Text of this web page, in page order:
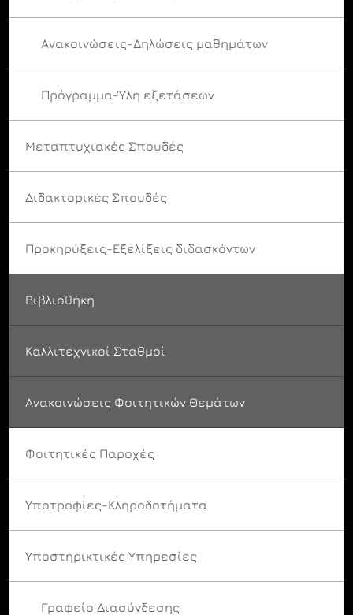
Ανακοινώσεις-Δηλώσεις μαθημάτων
Πρόγραμμα-Ύλη εξετάσεων
Μεταπτυχιακές Σπουδές
Διδακτορικές Σπουδές
Προκηρύξεις-Εξελίξεις διδασκόντων
Βιβλιοθήκη
Καλλιτεχνικοί Σταθμοί
Ανακοινώσεις Φοιτητικών Θεμάτων
Φοιτητικές Παροχές
Υποτροφίες-Κληροδοτήματα
Υποστηρικτικές Υπηρεσίες
Γραφείο Διασύνδεσης